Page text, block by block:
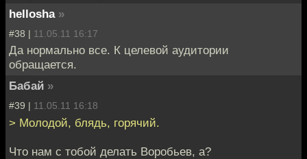
hellosha »
#38 | 11.05.11 16:17
Да нормально все. К целевой аудитории
обращается.
Бабай »
#39 | 11.05.11 16:18
> Молодой, блядь, горячий.
Что нам с тобой делать Воробьев, а?